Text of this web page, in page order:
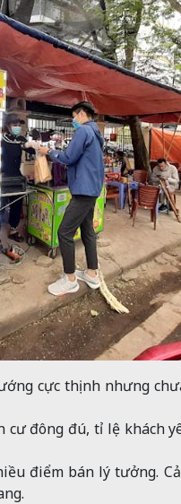
cực thịnh nhưng
cư đông đú, tỉ lệ khách
điểm bán lý tưởng.